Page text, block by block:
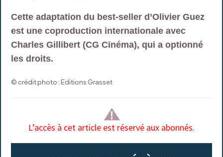
Cette adaptation du best-seller d’Olivier Guez
est une coproduction internationale avec
Charles Gillibert (CG Cinéma), qui a optionné
les droits.
© crédit photo : Editions Grasset
L’accès à cet article est réservé aux abonnés.